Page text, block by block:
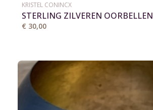
KRISTEL CONINCX
STERLING ZILVEREN OORBELLEN
€ 30,00